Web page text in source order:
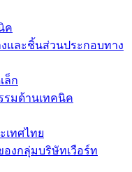
ค
และชิ้นส่วนประกอบทาง
ล็ก
มด้านเทคนิค
เทศไทย
งกลุ่มบริษัทเวือร์ท